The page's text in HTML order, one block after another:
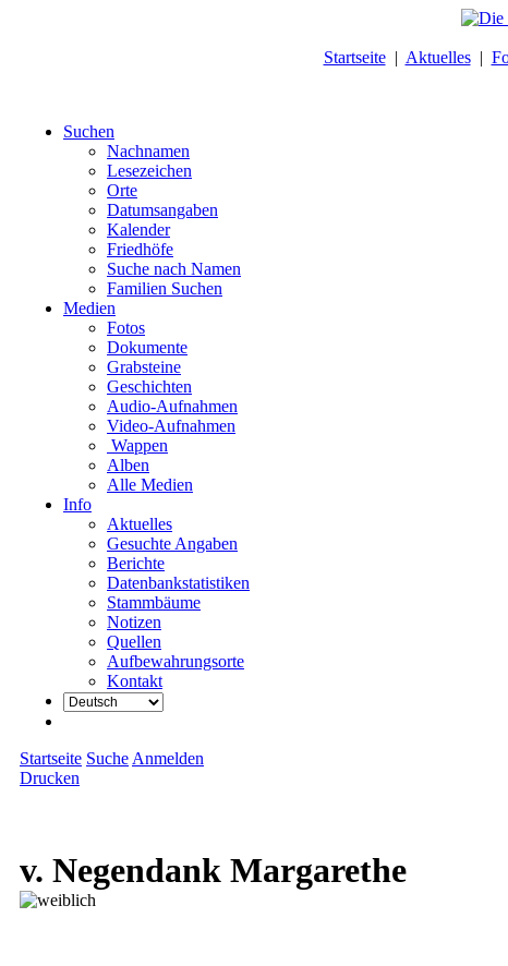
Startseite| Aktuelles|
Suchen
Nachnamen
Lesezeichen
Orte
Datumsangaben
Kalender
Friedhöfe
Suche nach Namen
Familien Suchen
Medien
Fotos
Dokumente
Grabsteine
Geschichten
Audio-Aufnahmen
Video-Aufnahmen
Wappen
Alben
Alle Medien
Info
Aktuelles
Gesuchte Angaben
Berichte
Datenbankstatistiken
Stammbäume
Notizen
Quellen
Aufbewahrungsorte
Kontakt
Startseite Suche Anmelden
Drucken
v. Negendank Margarethe